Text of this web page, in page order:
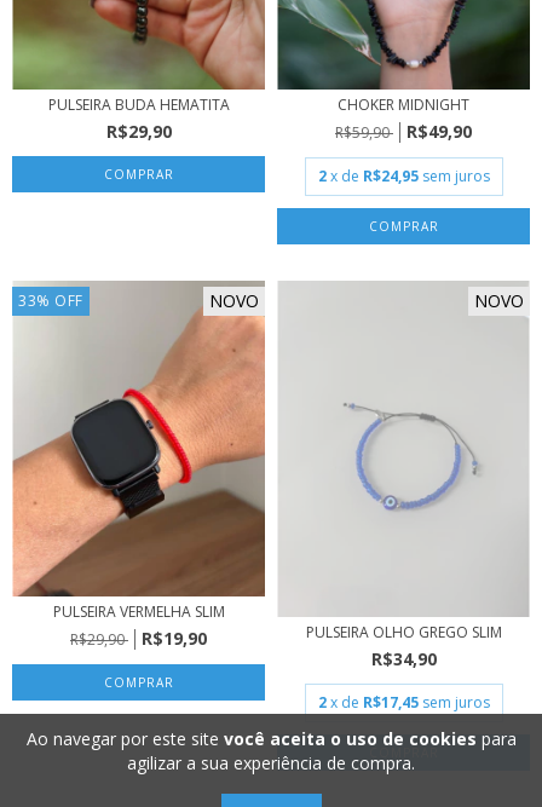
Ao navegar por este site você aceita o uso de cookies para
agilizar a sua experiência de compra.
PULSEIRA BUDA HEMATITA
R$29,90
COMPRAR
CHOKER MIDNIGHT
R$59,90
R$49,90
2 x de R$24,95 sem juros
33% OFF NOVO
PULSEIRA VERMELHA SLIM
R$29,90
R$19,90
NOVO
PULSEIRA OLHO GREGO SLIM
R$34,90
2 x de R$17,45 sem juros